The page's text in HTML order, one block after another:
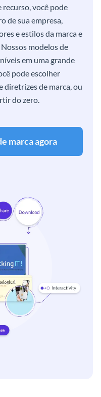
você pode
de sua empresa,
e estilos da marca e
modelos de
em uma grande
pode escolher
diretrizes de marca, ou
do zero.
marca agora